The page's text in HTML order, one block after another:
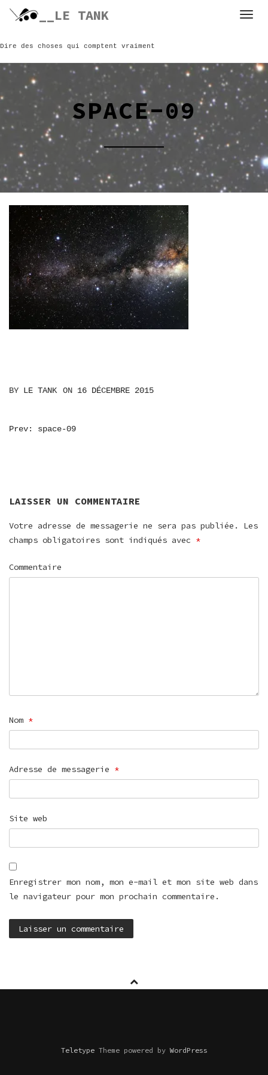
Skip
__LE TANK
Dire des choses qui comptent vraiment
SPACE-09
BY LE TANK ON 16 DÉCEMBRE 2015
NAVIGATION
Prev: space-09
LAISSER UN COMMENTAIRE
Votre adresse de messagerie ne sera pas publiée.
Les
champs obligatoires sont indiqués avec *
Commentaire
Nom *
Adresse de messagerie *
Site web
Enregistrer mon nom, mon e-mail et mon site web dans
le navigateur pour mon prochain commentaire.
TeletypeTheme powered byWordPress